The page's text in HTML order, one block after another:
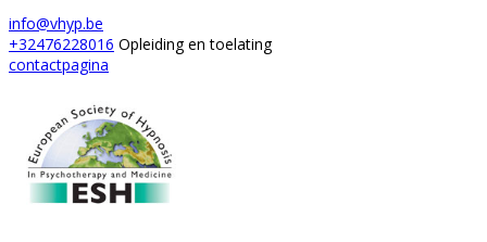
+32476228016 Opleiding en toelating
contactpagina